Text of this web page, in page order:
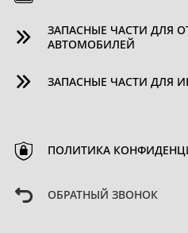
ЗАПАСНЫЕ ЧАСТИ ДЛЯ
АВТОМОБИЛЕЙ
ЗАПАСНЫЕ ЧАСТИ ДЛЯ
ПОЛИТИКА
ОБРАТНЫЙ ЗВОНОК